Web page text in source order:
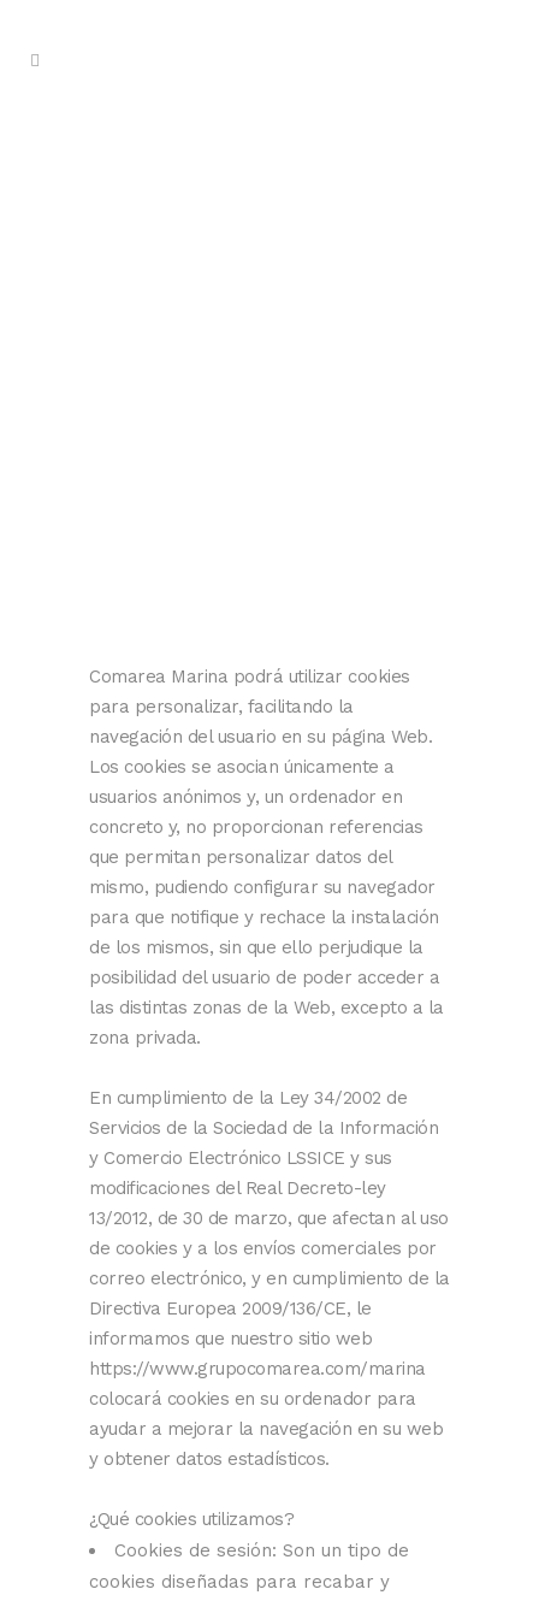
Comarea Marina podrá utilizar cookies
para personalizar, facilitando la
navegación del usuario en su página Web.
Los cookies se asocian únicamente a
usuarios anónimos y, un ordenador en
concreto y, no proporcionan referencias
que permitan personalizar datos del
mismo, pudiendo configurar su navegador
para que notifique y rechace la instalación
de los mismos, sin que ello perjudique la
posibilidad del usuario de poder acceder a
las distintas zonas de la Web, excepto a la
zona privada.
En cumplimiento de la Ley 34/2002 de
Servicios de la Sociedad de la Información
y Comercio Electrónico LSSICE y sus
modificaciones del Real Decreto-ley
13/2012, de 30 de marzo, que afectan al uso
de cookies y a los envíos comerciales por
correo electrónico, y en cumplimiento de la
Directiva Europea 2009/136/CE, le
informamos que nuestro sitio web
https://www.grupocomarea.com/marina
colocará cookies en su ordenador para
ayudar a mejorar la navegación en su web
y obtener datos estadísticos.
¿Qué cookies utilizamos?
Cookies de sesión: Son un tipo de
cookies diseñadas para recabar y